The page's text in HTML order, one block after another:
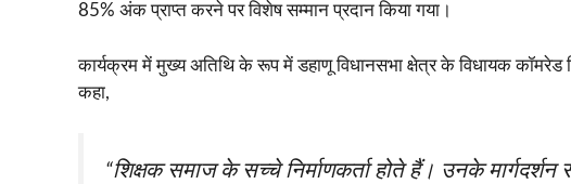
85% अंक प्राप्त करने पर विशेष सम्मान प्रदान किया गया।
कार्यक्रम में मुख्य अतिथि के रूप में डहाणू विधानसभा क्षेत्र के विधायक कॉमरेड
कहा,
“शिक्षक समाज के सच्चे निर्माणकर्ता होते हैं। उनके मार्गदर्शन